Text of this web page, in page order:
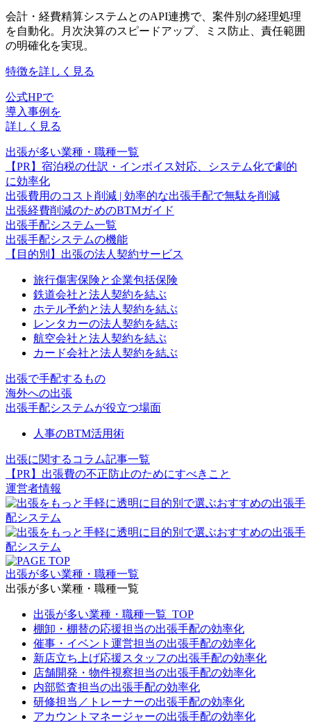
会計・経費精算システムとのAPI連携で、案件別の経理処理
を自動化。月次決算のスピードアップ、ミス防止、責任範囲
の明確化を実現。
特徴を詳しく見る
公式HPで
導入事例を
詳しく見る
出張が多い業種・職種一覧
【PR】宿泊税の仕訳・インボイス対応、システム化で劇的
に効率化
出張費用のコスト削減 | 効率的な出張手配で無駄を削減
出張経費削減のためのBTMガイド
出張手配システム一覧
出張手配システムの機能
【目的別】出張の法人契約サービス
旅行傷害保険と企業包括保険
鉄道会社と法人契約を結ぶ
ホテル予約と法人契約を結ぶ
レンタカーの法人契約を結ぶ
航空会社と法人契約を結ぶ
カード会社と法人契約を結ぶ
出張で手配するもの
海外への出張
出張手配システムが役立つ場面
人事のBTM活用術
出張に関するコラム記事一覧
【PR】出張費の不正防止のためにすべきこと
運営者情報
出張が多い業種・職種一覧
出張が多い業種・職種一覧
出張が多い業種・職種一覧_TOP
棚卸・棚替の応援担当の出張手配の効率化
催事・イベント運営担当の出張手配の効率化
新店立ち上げ応援スタッフの出張手配の効率化
店舗開発・物件視察担当の出張手配の効率化
内部監査担当の出張手配の効率化
研修担当／トレーナーの出張手配の効率化
アカウントマネージャーの出張手配の効率化